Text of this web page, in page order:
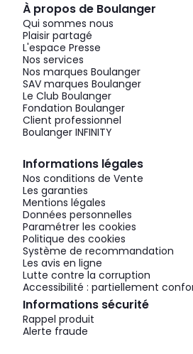
À propos de Boulanger
Qui sommes nous
Plaisir partagé
L'espace Presse
Nos services
Nos marques Boulanger
SAV marques Boulanger
Le Club Boulanger
Fondation Boulanger
Client professionnel
Boulanger INFINITY
Informations légales
Nos conditions de Vente
Les garanties
Mentions légales
Données personnelles
Paramétrer les cookies
Politique des cookies
Système de recommandation
Les avis en ligne
Lutte contre la corruption
Accessibilité : partiellement
Informations sécurité
Rappel produit
Alerte fraude